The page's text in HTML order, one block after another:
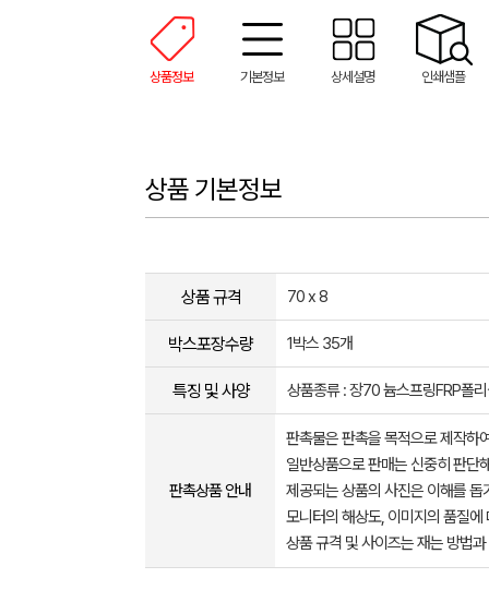
상품정보 기본정보 상세설명 인쇄샘플
상품 기본정보
상품 규격 70 x 8
박스포장수량 1박스 35개
특징 및 사양 상품종류 : 장70 늄스프링FRP폴
판촉상품 안내
판촉물은 판촉을 목적으로 제작하
일반상품으로 판매는 신중히 판단
제공되는 상품의 사진은 이해를
모니터의 해상도, 이미지의 품질
상품 규격 및 사이즈는 재는 방법